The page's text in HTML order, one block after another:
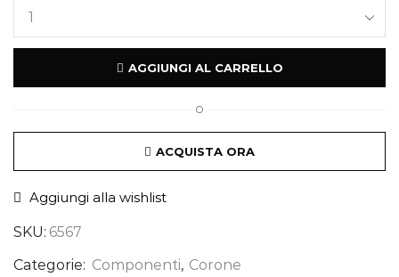
AGGIUNGI AL CARRELLO
O
ACQUISTA ORA
Aggiungi alla wishlist
SKU: 6567
Categorie: Componenti, Corone